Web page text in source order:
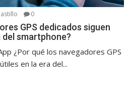
0
GPS dedicados siguen
smartphone?
¿Por qué los navegadores GPS
en la era del...